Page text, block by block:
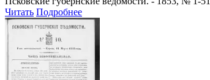
Читать Подробнее